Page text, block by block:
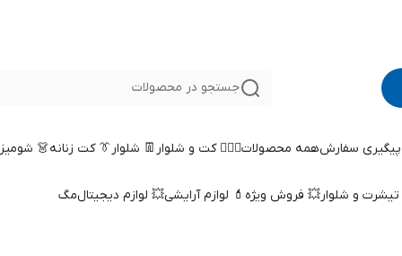
جستجو در محصولات
پیگیری سفارشهمه محصولات🤵🏻‍♀️ کت و شلوار 👖 شلوار👔 کت زنانه👗 شومیز
و شلوار💥 فروش ویژه 💄 لوازم آرایشی💥 لوازم دیجیتالمگ